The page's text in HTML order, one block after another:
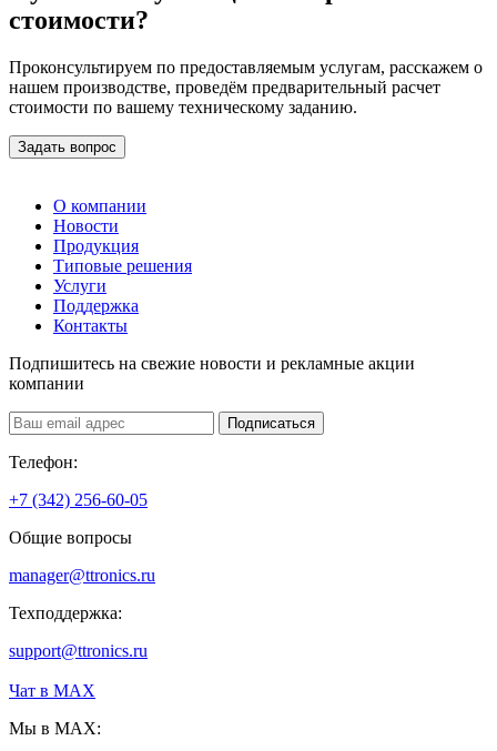
стоимости?
Проконсультируем по предоставляемым услугам, расскажем о
нашем производстве, проведём предварительный расчет
стоимости по вашему техническому заданию.
Задать вопрос
О компании
Новости
Продукция
Типовые решения
Услуги
Поддержка
Контакты
Подпишитесь на свежие новости и рекламные акции
компании
Подписаться
Телефон:
+7 (342) 256-60-05
Общие вопросы
manager@ttronics.ru
Техподдержка:
support@ttronics.ru
Чат в МАХ
Мы в MAX: